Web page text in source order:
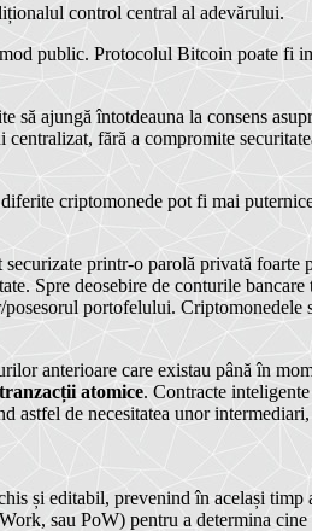
control central al adevărului.
public. Protocolul Bitcoin poate fi
să ajungă întotdeauna la consens
fără a compromite
criptomonede pot fi mai
printr-o parolă privată foarte
Spre deosebire de conturile
portofelului. Criptomonedele
anterioare care existau până în
tranzacții atomice. Contracte
astfel de necesitatea unor
și editabil, prevenind în același timp
sau PoW) pentru a determina cine